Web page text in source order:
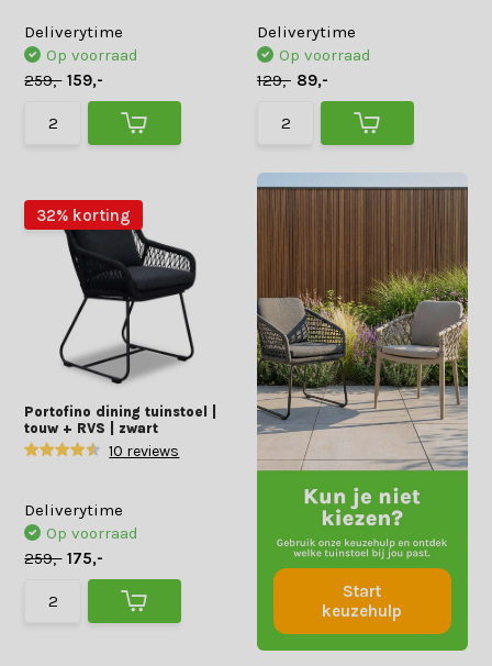
Deliverytime
Op voorraad
259,- 159,-
Deliverytime
Op voorraad
129,- 89,-
32% korting
Portofino dining tuinstoel |
touw + RVS | zwart
10 reviews
Deliverytime
Op voorraad
259,- 175,-
Start
keuzehulp